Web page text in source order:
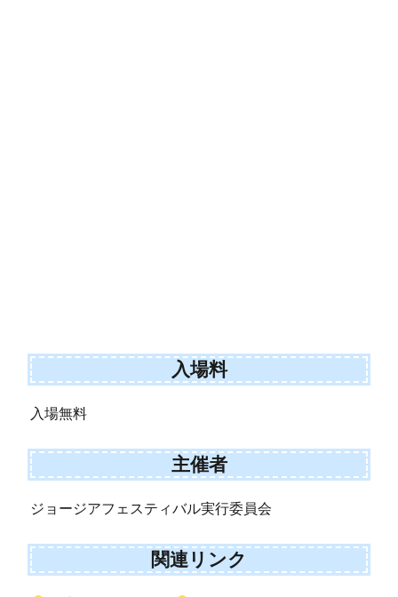
入場料
入場無料
主催者
ジョージアフェスティバル実行委員会
関連リンク